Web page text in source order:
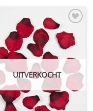
Toevoegen
aan
wenslijst
UITVERKOCHT